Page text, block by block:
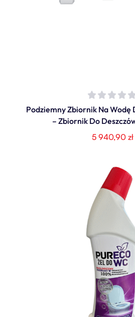
Podziemny Zbiornik Na Wodę
– Zbiornik Do
5 940,90 zł